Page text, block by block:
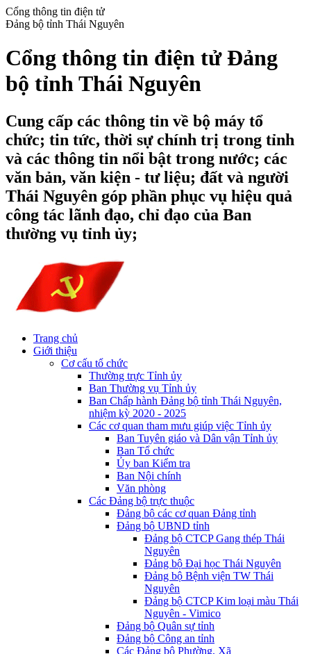
Cổng thông tin điện tử
Đảng bộ tỉnh Thái Nguyên
Cổng thông tin điện tử Đảng
bộ tỉnh Thái Nguyên
Cung cấp các thông tin về bộ máy tổ
chức; tin tức, thời sự chính trị trong tỉnh
và các thông tin nổi bật trong nước; các
văn bản, văn kiện - tư liệu; đất và người
Thái Nguyên góp phần phục vụ hiệu quả
công tác lãnh đạo, chỉ đạo của Ban
thường vụ tỉnh ủy;
Trang chủ
Giới thiệu
Cơ cấu tổ chức
Thường trực Tỉnh ủy
Ban Thường vụ Tỉnh ủy
Ban Chấp hành Đảng bộ tỉnh Thái Nguyên,
nhiệm kỳ 2020 - 2025
Các cơ quan tham mưu giúp việc Tỉnh ủy
Ban Tuyên giáo và Dân vận Tỉnh ủy
Ban Tổ chức
Ủy ban Kiểm tra
Ban Nội chính
Văn phòng
Các Đảng bộ trực thuộc
Đảng bộ các cơ quan Đảng tỉnh
Đảng bộ UBND tỉnh
Đảng bộ CTCP Gang thép Thái
Nguyên
Đảng bộ Đại học Thái Nguyên
Đảng bộ Bệnh viện TW Thái
Nguyên
Đảng bộ CTCP Kim loại màu Thái
Nguyên - Vimico
Đảng bộ Quân sự tỉnh
Đảng bộ Công an tỉnh
Các Đảng bộ Phường, Xã